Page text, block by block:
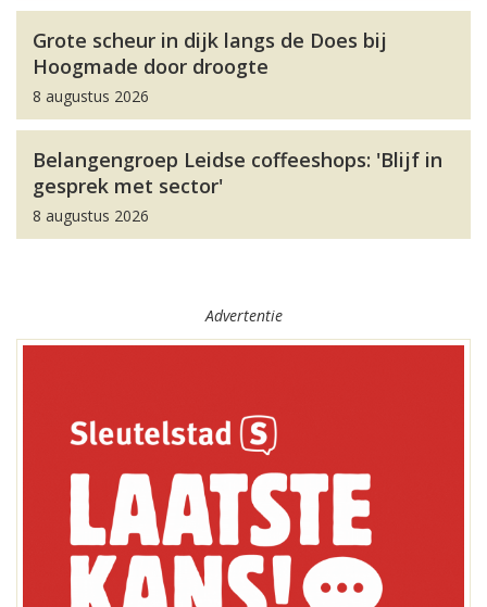
Grote scheur in dijk langs de Does bij
Hoogmade door droogte
8 augustus 2026
Belangengroep Leidse coffeeshops: 'Blijf in
gesprek met sector'
8 augustus 2026
Advertentie